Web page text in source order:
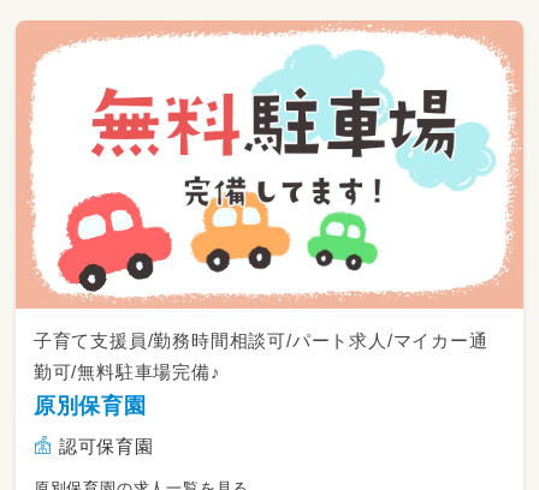
子育て支援員/勤務時間相談可/パート求人/マイカー通
勤可/無料駐車場完備♪
原別保育園
認可保育園